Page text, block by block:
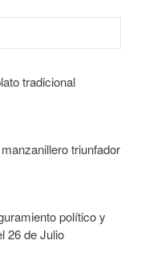
tradicional
triunfador
político y
26 de Julio